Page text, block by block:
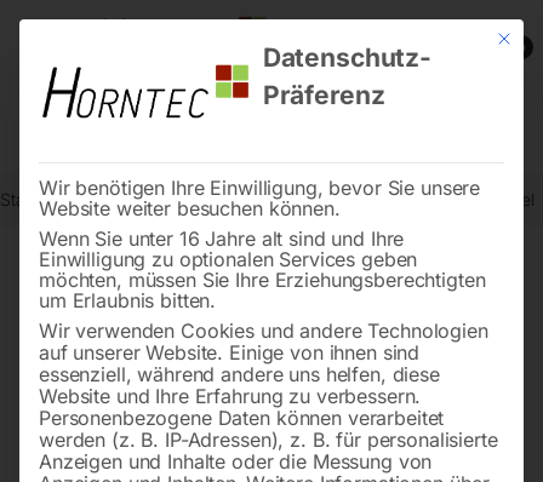
0
Start Drucklufttechnologie Druckluftzubehör Momentstecknippel
Mit
Datenschutz-
Präferenz
Wir benötigen Ihre Einwilligung, bevor Sie unsere
Website weiter besuchen können.
Wenn Sie unter 16 Jahre alt sind und Ihre
Einwilligung zu optionalen Services geben
möchten, müssen Sie Ihre Erziehungsberechtigten
um Erlaubnis bitten.
Wir verwenden Cookies und andere Technologien
auf unserer Website. Einige von ihnen sind
essenziell, während andere uns helfen, diese
Website und Ihre Erfahrung zu verbessern.
Personenbezogene Daten können verarbeitet
werden (z. B. IP-Adressen), z. B. für personalisierte
Anzeigen und Inhalte oder die Messung von